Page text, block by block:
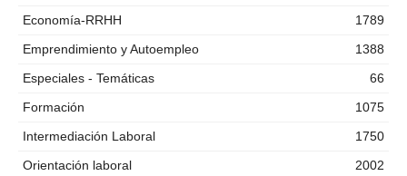
Economía-RRHH
1789
Emprendimiento y Autoempleo
1388
Especiales - Temáticas
66
Formación
1075
Intermediación Laboral
1750
Orientación laboral
2002